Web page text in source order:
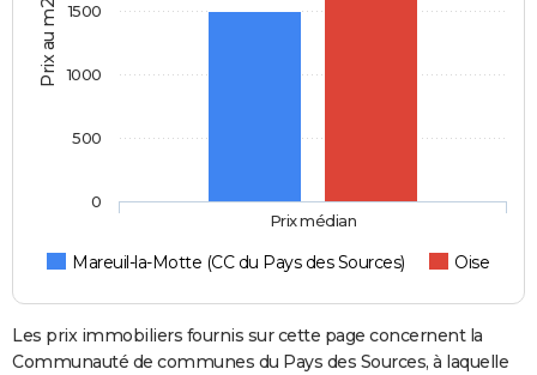
Prix au m2
Mareuil-la-Motte (CC du Pays des Sources) Oise
Prix médian
0
500
1000
1500
Les prix immobiliers fournis sur cette page concernent la
Communauté de communes du Pays des Sources, à laquelle